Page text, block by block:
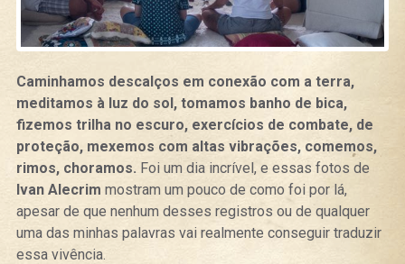
Caminhamos descalços em conexão com a terra,
meditamos à luz do sol, tomamos banho de bica,
fizemos trilha no escuro, exercícios de combate, de
proteção, mexemos com altas vibrações, comemos,
rimos, choramos. Foi um dia incrível, e essas fotos de
Ivan Alecrim mostram um pouco de como foi por lá,
apesar de que nenhum desses registros ou de qualquer
uma das minhas palavras vai realmente conseguir traduzir
essa vivência.